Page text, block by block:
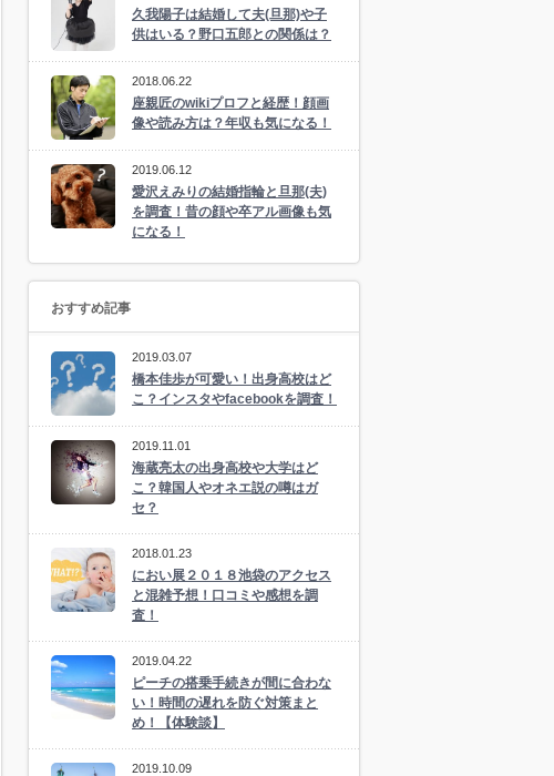
久我陽子は結婚して夫(旦那)や子
供はいる？野口五郎との関係は？
2018.06.22
座親匠のwikiプロフと経歴！顔画
像や読み方は？年収も気になる！
2019.06.12
愛沢えみりの結婚指輪と旦那(夫)
を調査！昔の顔や卒アル画像も気
になる！
おすすめ記事
2019.03.07
橋本佳歩が可愛い！出身高校はど
こ？インスタやfacebookを調査！
2019.11.01
海蔵亮太の出身高校や大学はど
こ？韓国人やオネエ説の噂はガ
セ？
2018.01.23
におい展２０１８池袋のアクセス
と混雑予想！口コミや感想を調
査！
2019.04.22
ピーチの搭乗手続きが間に合わな
い！時間の遅れを防ぐ対策まと
め！【体験談】
2019.10.09